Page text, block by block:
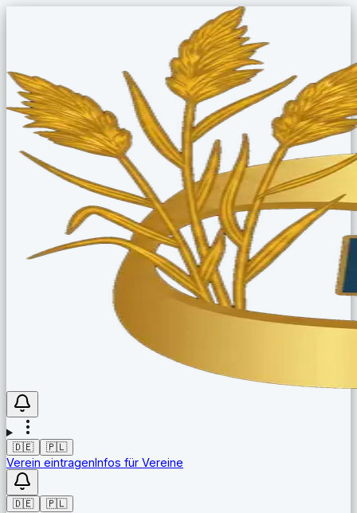
🇩🇪 🇵🇱
Verein eintragenInfos für Vereine
🇩🇪 🇵🇱